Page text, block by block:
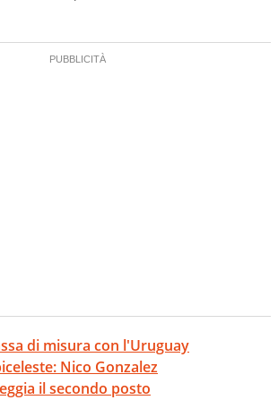
di misura con l'Uruguay
Nico Gonzalez
il secondo posto